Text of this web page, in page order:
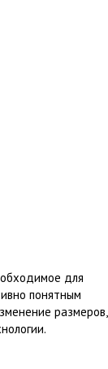
для
понятным
размеров,